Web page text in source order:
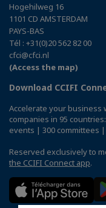
Hogehilweg 16
1101 CD AMSTERDAM
PAYS-BAS
Tél : +31(0)20 562 82 00
cfci@cfci.nl
(Access the map)
Download CCIFI
Accelerate your business
companies in 95
events | 300 committees
Reserved exclusively to
the CCIFI Connect app.